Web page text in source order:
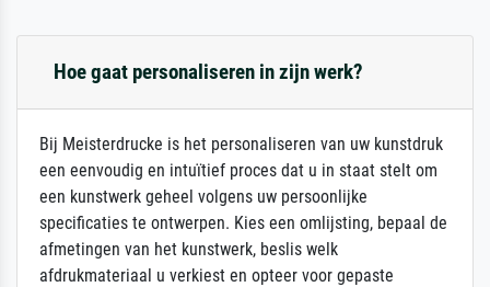
Hoe gaat personaliseren in zijn werk?
Bij Meisterdrucke is het personaliseren van uw kunstdruk
een eenvoudig en intuïtief proces dat u in staat stelt om
een kunstwerk geheel volgens uw persoonlijke
specificaties te ontwerpen. Kies een omlijsting, bepaal de
afmetingen van het kunstwerk, beslis welk
afdrukmateriaal u verkiest en opteer voor gepaste